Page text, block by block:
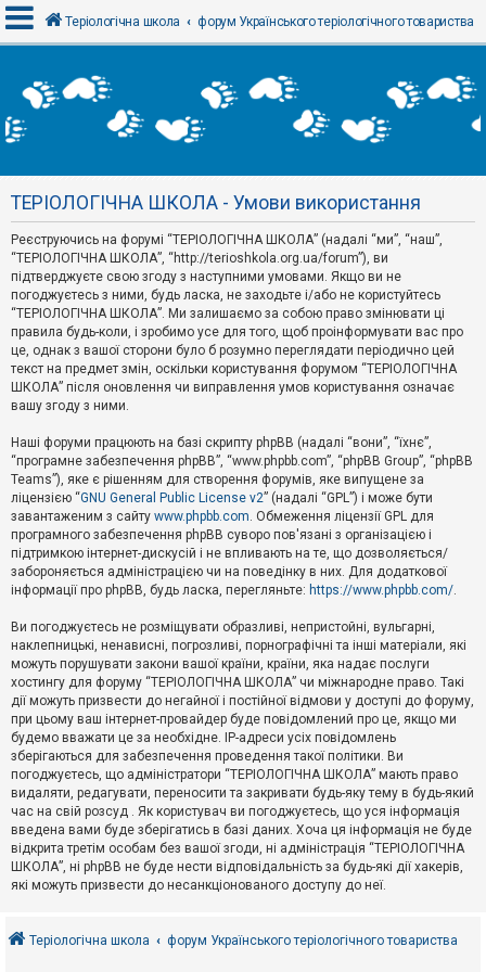
х
і
Р
є
с
т
р
а
ц
я
Т
м
и
б
е
з
в
і
д
п
о
в
д
й
А
к
т
и
в
н
т
е
м
и
о
Теріологічна школа форум Українського теріологічного товариства
ТЕРІОЛОГІЧНА ШКОЛА - Умови використання
Реєструючись на форумі “ТЕРІОЛОГІЧНА ШКОЛА” (надалі “ми”, “наш”,
“ТЕРІОЛОГІЧНА ШКОЛА”, “http://terioshkola.org.ua/forum”), ви
підтверджуєте свою згоду з наступними умовами. Якщо ви не
погоджуєтесь з ними, будь ласка, не заходьте і/або не користуйтесь
“ТЕРІОЛОГІЧНА ШКОЛА”. Ми залишаємо за собою право змінювати ці
правила будь-коли, і зробимо усе для того, щоб проінформувати вас про
це, однак з вашої сторони було б розумно переглядати періодично цей
текст на предмет змін, оскільки користування форумом “ТЕРІОЛОГІЧНА
ШКОЛА” після оновлення чи виправлення умов користування означає
вашу згоду з ними.
Наші форуми працюють на базі скрипту phpBB (надалі “вони”, “їхнє”,
“програмне забезпечення phpBB”, “www.phpbb.com”, “phpBB Group”, “phpBB
Teams”), яке є рішенням для створення форумів, яке випущене за
ліцензією “GNU General Public License v2” (надалі “GPL”) і може бути
завантаженим з сайту www.phpbb.com. Обмеження ліцензії GPL для
програмного забезпечення phpBB суворо пов'язані з організацією і
підтримкою інтернет-дискусій і не впливають на те, що дозволяється/
забороняється адміністрацією чи на поведінку в них. Для додаткової
інформації про phpBB, будь ласка, перегляньте: https://www.phpbb.com/.
Ви погоджуєтесь не розміщувати образливі, непристойні, вульгарні,
наклепницькі, ненависні, погрозливі, порнографічні та інші матеріали, які
можуть порушувати закони вашої країни, країни, яка надає послуги
хостингу для форуму “ТЕРІОЛОГІЧНА ШКОЛА” чи міжнародне право. Такі
дії можуть призвести до негайної і постійної відмови у доступі до форуму,
при цьому ваш інтернет-провайдер буде повідомлений про це, якщо ми
будемо вважати це за необхідне. IP-адреси усіх повідомлень
зберігаються для забезпечення проведення такої політики. Ви
погоджуєтесь, що адміністратори “ТЕРІОЛОГІЧНА ШКОЛА” мають право
видаляти, редагувати, переносити та закривати будь-яку тему в будь-який
час на свій розсуд . Як користувач ви погоджуєтесь, що уся інформація
введена вами буде зберігатись в базі даних. Хоча ця інформація не буде
відкрита третім особам без вашої згоди, ні адміністрація “ТЕРІОЛОГІЧНА
ШКОЛА”, ні phpBB не буде нести відповідальність за будь-які дії хакерів,
які можуть призвести до несанкціонованого доступу до неї.
Теріологічна школа форум Українського теріологічного товариства